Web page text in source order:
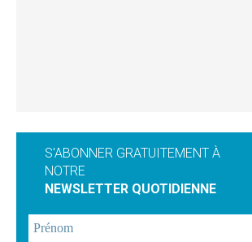
S'ABONNER GRATUITEMENT À
NOTRE
NEWSLETTER QUOTIDIENNE